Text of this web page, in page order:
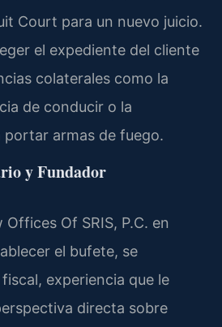
Court para un nuevo juicio.
el expediente del cliente
colaterales como la
de conducir o la
armas de fuego.
y Fundador
Of SRIS, P.C. en
el bufete, se
experiencia que le
directa sobre